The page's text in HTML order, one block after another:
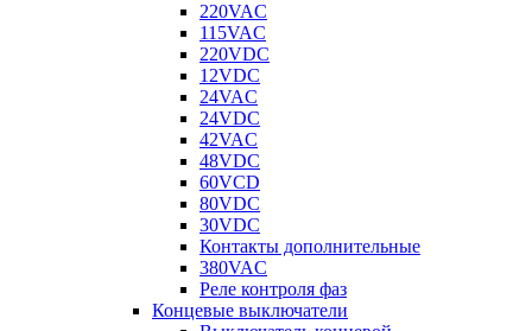
220VAC
115VAC
220VDC
12VDC
24VAC
24VDC
42VAC
48VDC
60VCD
80VDC
30VDC
Контакты дополнительные
380VAC
Реле контроля фаз
Концевые выключатели